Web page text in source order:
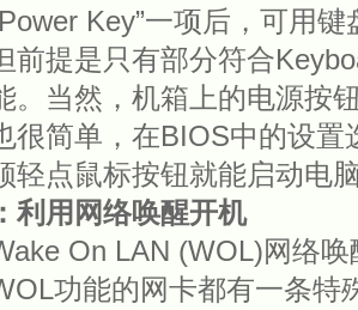
Key”一项后，可用键
前提是只有部分符合
。当然，机箱上的电源按
很简单，在BIOS中的设
轻点鼠标按钮就能启动电
利用网络唤醒开机
On LAN (WOL)网络唤
功能的网卡都有一条特